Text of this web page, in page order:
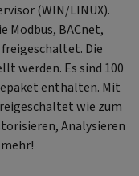
(WIN/LINUX).
Modbus, BACnet,
freigeschaltet. Die
werden. Es sind 100
enthalten. Mit
wie zum
Analysieren